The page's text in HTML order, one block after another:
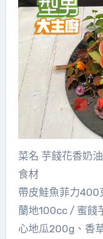
菜名 芋餞花香奶
食材
帶皮鮭魚菲力400
蘭地100cc / 蜜餞
心地瓜200g、香